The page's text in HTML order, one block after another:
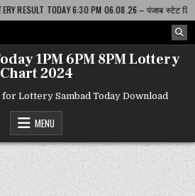
– पंजाब स्टेट डियर 2026-08-06
DEAR
1PM 6PM 8PM Lottery
Chart 2024
Lottery Sambad Today Download
MENU